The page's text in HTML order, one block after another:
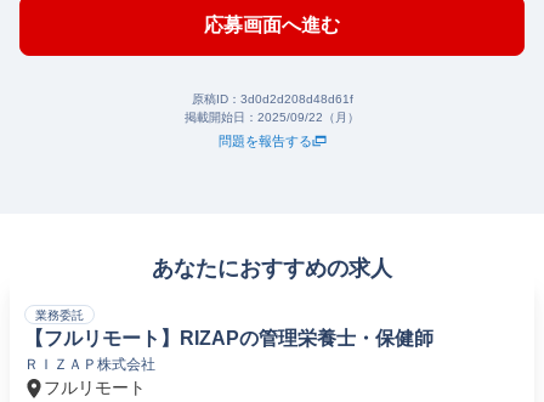
応募画面へ進む
原稿ID： 3d0d2d208d48d61f
掲載開始日： 2025/09/22（月）
問題を報告する
あなたにおすすめの求人
業務委託
【フルリモート】RIZAPの管理栄養士・保健師
ＲＩＺＡＰ株式会社
フルリモート